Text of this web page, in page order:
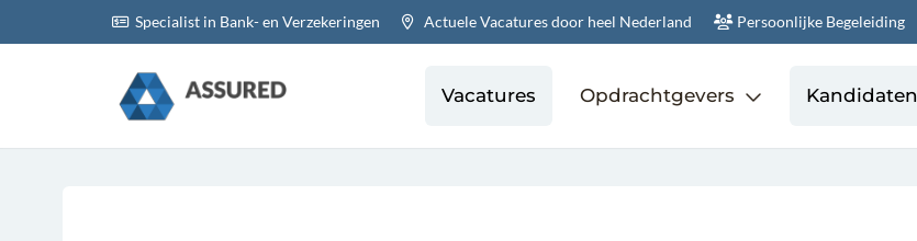
Specialist in Bank- en Verzekeringen Actuele Vacatures door heel Nederland Persoonlijke Begeleiding
Vacatures Opdrachtgevers Kandidaten